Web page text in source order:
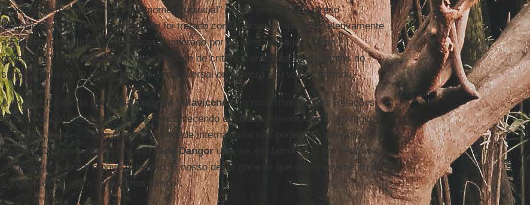
cúpula poderia representar "um momento crucial" para a proteção do direito
internacional. "Por muito tempo, ele foi tratado como opcional, aplicado seletivamente
a Estados percebidos como fracos e ignorado por aqueles que agem como
poderosos". ParaAlbanese, "a duplicidade de critérios erodiu os fundamentos do
sistema jurídico. O direito precisa ser universal ou perderá seu valor", afirmou.
A reunião foi aberta por Rosa Yolanda Villavicencio, a nova ministra das Relações
Exteriores colombiana. "O que está acontecendo em
Gaza
é genocídio. É um regime
de ocupação e exclusão que a comunidade internacional não pode mais tolerar",
afirmou. O diplomata sul-africanoZane Dangoruniu-se ao clamor: "Há um sério risco
de genocídio contra o povo palestino. É nosso dever garantir que o derramamento de
sangue cesse agora. Não temos tempo".